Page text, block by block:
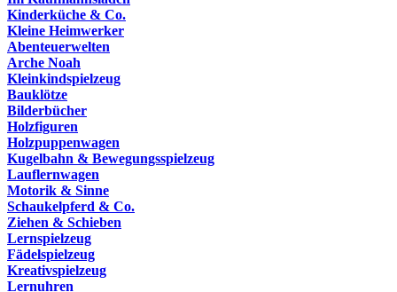
Kinderküche & Co.
Kleine Heimwerker
Abenteuerwelten
Arche Noah
Kleinkindspielzeug
Bauklötze
Bilderbücher
Holzfiguren
Holzpuppenwagen
Kugelbahn & Bewegungsspielzeug
Lauflernwagen
Motorik & Sinne
Schaukelpferd & Co.
Ziehen & Schieben
Lernspielzeug
Fädelspielzeug
Kreativspielzeug
Lernuhren